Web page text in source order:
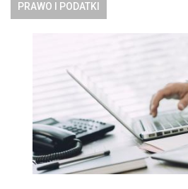
PRAWO I PODATKI